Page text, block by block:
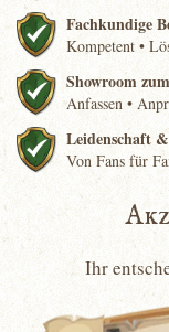
Fachkundige
Kompetent •
Showroom
Anfassen •
Leidenschaft
Von Fans für
Ihr